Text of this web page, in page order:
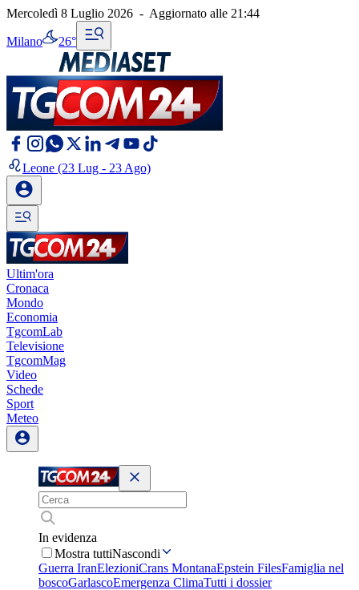
Mercoledì 8 Luglio 2026 - Aggiornato alle 21:44
Milano 26°
Leone (23 Lug - 23 Ago)
Ultim'ora
Cronaca
Mondo
Economia
TgcomLab
Televisione
TgcomMag
Video
Schede
Sport
Meteo
In evidenza
Mostra tuttiNascondi
Guerra IranElezioniCrans MontanaEpstein FilesFamiglia nel
boscoGarlascoEmergenza ClimaTutti i dossier